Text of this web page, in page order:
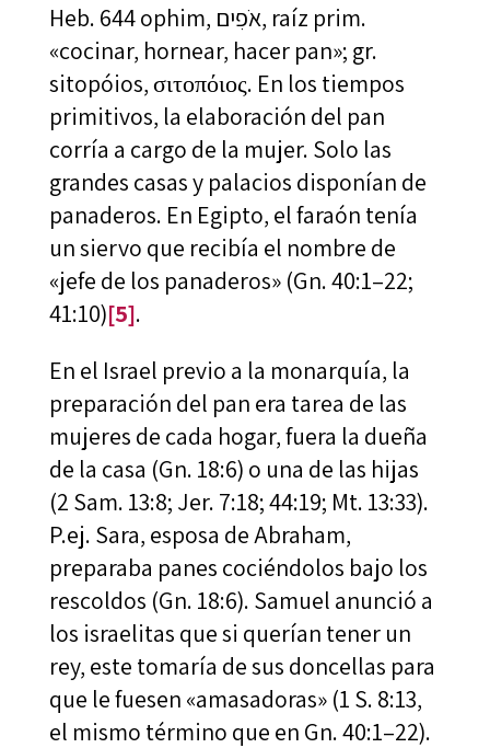
Heb. 644 ophim, אֹפִים, raíz prim.
«cocinar, hornear, hacer pan»; gr.
sitopóios, σιτοπόιος. En los tiempos
primitivos, la elaboración del pan
corría a cargo de la mujer. Solo las
grandes casas y palacios disponían de
panaderos. En Egipto, el faraón tenía
un siervo que recibía el nombre de
«jefe de los panaderos» (Gn. 40:1–22;
41:10)[5].
En el Israel previo a la monarquía, la
preparación del pan era tarea de las
mujeres de cada hogar, fuera la dueña
de la casa (Gn. 18:6) o una de las hijas
(2 Sam. 13:8; Jer. 7:18; 44:19; Mt. 13:33).
P.ej. Sara, esposa de Abraham,
preparaba panes cociéndolos bajo los
rescoldos (Gn. 18:6). Samuel anunció a
los israelitas que si querían tener un
rey, este tomaría de sus doncellas para
que le fuesen «amasadoras» (1 S. 8:13,
el mismo término que en Gn. 40:1–22).